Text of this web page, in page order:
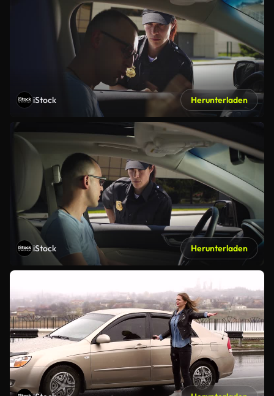
iStock Herunterladen
iStock Herunterladen